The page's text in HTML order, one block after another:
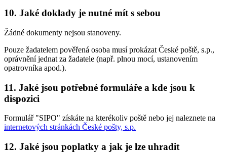
10. Jaké doklady je nutné mít s sebou
Žádné dokumenty nejsou stanoveny.
Pouze žadatelem pověřená osoba musí prokázat České poště, s.p.,
oprávnění jednat za žadatele (např. plnou mocí, ustanovením
opatrovníka apod.).
11. Jaké jsou potřebné formuláře a kde jsou k
dispozici
Formulář "SIPO" získáte na kterékoliv poště nebo jej naleznete na
internetových stránkách České pošty, s.p.
12. Jaké jsou poplatky a jak je lze uhradit